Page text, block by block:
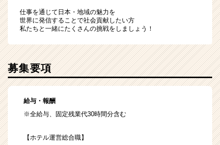
仕事を通じて日本・地域の魅力を
世界に発信することで社会貢献したい方
私たちと一緒にたくさんの挑戦をしましょう！
募集要項
給与・報酬
※全給与、固定残業代30時間分含む
【ホテル運営総合職】